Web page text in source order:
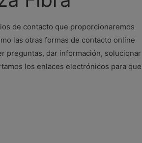
de contacto que proporcionaremos
las otras formas de contacto online
preguntas, dar información, solucionar
los enlaces electrónicos para que